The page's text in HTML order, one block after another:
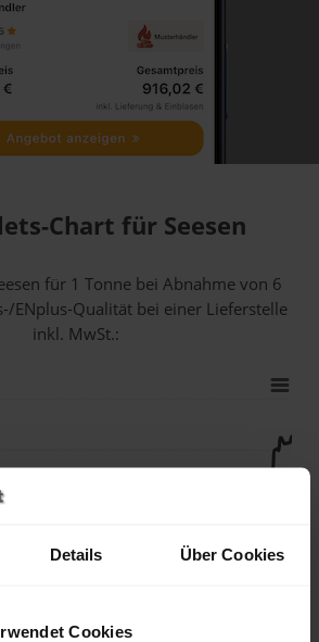
Details Über Cookies
Cookies
Chart für Seesen
für 1 Tonne bei Abnahmevon 6
ENplus-Qualität bei einer Lieferstelle
inkl. MwSt.: